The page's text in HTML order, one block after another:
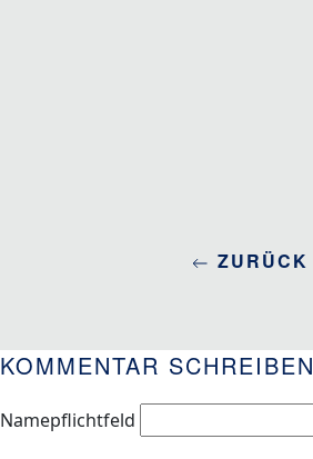
ZURÜCK
KOMMENTAR SCHREIBEN
Namepflichtfeld